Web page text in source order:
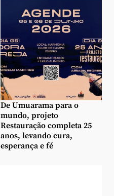
De Umuarama para o
mundo, projeto
Restauração completa 25
anos, levando cura,
esperança e fé